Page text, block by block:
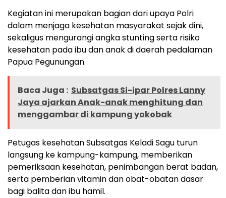
Kegiatan ini merupakan bagian dari upaya Polri
dalam menjaga kesehatan masyarakat sejak dini,
sekaligus mengurangi angka stunting serta risiko
kesehatan pada ibu dan anak di daerah pedalaman
Papua Pegunungan.
Baca Juga : Subsatgas Si-ipar Polres Lanny
Jaya ajarkan Anak-anak menghitung dan
menggambar di kampung yokobak
Petugas kesehatan Subsatgas Keladi Sagu turun
langsung ke kampung-kampung, memberikan
pemeriksaan kesehatan, penimbangan berat badan,
serta pemberian vitamin dan obat-obatan dasar
bagi balita dan ibu hamil.